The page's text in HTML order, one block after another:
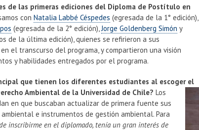
de las primeras ediciones del Diploma de Postítulo en
conNatalia Labbé Céspedes (egresada de la 1° edición),
(egresada de la 2° edición),Jorge Goldenberg Simón y
de la última edición), quienes se refirieron a sus
el transcurso del programa, y compartieron una visión
y habilidades entregados por el programa.
que tienen los diferentes estudiantes al escoger el
Ambiental de la Universidad de Chile? Los
en que buscaban actualizar de primera fuente sus
e instrumentos de gestión ambiental. Para
inscribirme en el diplomado, tenía un gran interés de